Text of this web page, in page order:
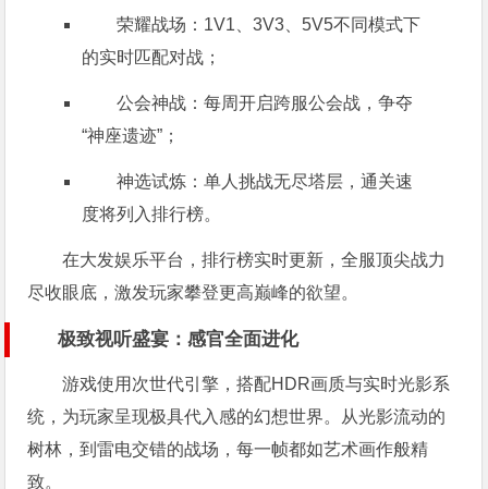
荣耀战场：1V1、3V3、5V5不同模式下
的实时匹配对战；
公会神战：每周开启跨服公会战，争夺
“神座遗迹”；
神选试炼：单人挑战无尽塔层，通关速
度将列入排行榜。
在大发娱乐平台，排行榜实时更新，全服顶尖战力
尽收眼底，激发玩家攀登更高巅峰的欲望。
极致视听盛宴：感官全面进化
游戏使用次世代引擎，搭配HDR画质与实时光影系
统，为玩家呈现极具代入感的幻想世界。从光影流动的
树林，到雷电交错的战场，每一帧都如艺术画作般精
致。